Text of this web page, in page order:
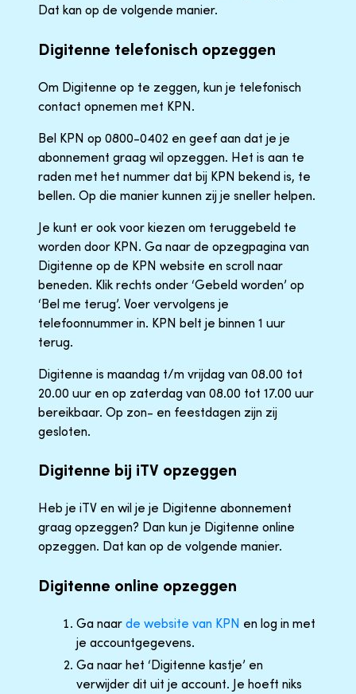
Dat kan op de volgende manier.
Digitenne telefonisch opzeggen
Om Digitenne op te zeggen, kun je telefonisch
contact opnemen met KPN.
Bel KPN op 0800-0402 en geef aan dat je je
abonnement graag wil opzeggen. Het is aan te
raden met het nummer dat bij KPN bekend is, te
bellen. Op die manier kunnen zij je sneller helpen.
Je kunt er ook voor kiezen om teruggebeld te
worden door KPN. Ga naar de opzegpagina van
Digitenne op de KPN website en scroll naar
beneden. Klik rechts onder ‘Gebeld worden’ op
‘Bel me terug’. Voer vervolgens je
telefoonnummer in. KPN belt je binnen 1 uur
terug.
Digitenne is maandag t/m vrijdag van 08.00 tot
20.00 uur en op zaterdag van 08.00 tot 17.00 uur
bereikbaar. Op zon- en feestdagen zijn zij
gesloten.
Digitenne bij iTV opzeggen
Heb je iTV en wil je je Digitenne abonnement
graag opzeggen? Dan kun je Digitenne online
opzeggen. Dat kan op de volgende manier.
Digitenne online opzeggen
Ga naar de website van KPN en log in met
je accountgegevens.
Ga naar het ‘Digitenne kastje’ en
verwijder dit uit je account. Je hoeft niks